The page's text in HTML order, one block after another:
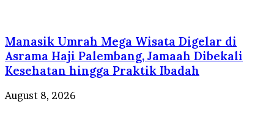
Manasik Umrah Mega Wisata Digelar di
Asrama Haji Palembang, Jamaah Dibekali
Kesehatan hingga Praktik Ibadah
August 8, 2026